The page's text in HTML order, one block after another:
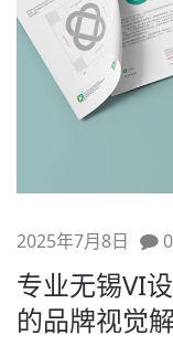
2025年7月8日 0
专业无锡VI
的品牌视觉